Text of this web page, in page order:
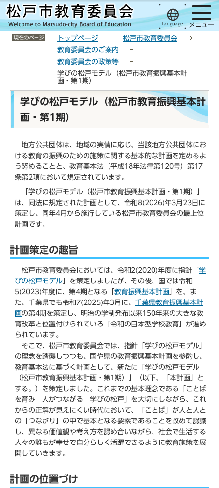
こ
の
サ
イ
このページの本文へ移動
Language メニュー
サイトメニューここまで
トップページ
松戸市教育委員会
教育委員会のご案内
教育委員会の政策等
学びの松戸モデル（松戸市教育振興基本計
画・第1期）
本
こ
学びの松戸モデル（松戸市教育振興基本計
画・第1期）
地方公共団体は、地域の実情に応じ、当該地方公共団体にお
ける教育の振興のための施策に関する基本的な計画を定めるよ
う努めることと、教育基本法（平成18年法律第120号）第17
条第2項において規定されています。
「学びの松戸モデル（松戸市教育振興基本計画・第1期）」
は、同法に規定された計画として、令和8(2026)年3月23日に
策定し、同年4月から施行している松戸市教育委員会の最上位
計画です。
計画策定の趣旨
松戸市教育委員会においては、令和2(2020)年度に指針「 学
びの松戸モデル 」を策定しましたが、その後、国では令和
5(2023)年度に、第4期となる「 教育振興基本計画 」を、ま
た、千葉県でも令和7(2025)年3月に、 千葉県教育振興基本計
画の第4期を策定し、明治の学制発布以来150年来の大きな教
育改革と位置付けられている「令和の日本型学校教育」が進め
られています。
そこで、松戸市教育委員会では、指針「学びの松戸モデル」
の理念を踏襲しつつも、国や県の教育振興基本計画を参酌し、
教育基本法に基づく計画として、新たに「学びの松戸モデル
（松戸市教育振興基本計画・第1期）」（以下、「本計画」と
する。）を策定しました。これまでの基本理念である「ことば
を育み 人がつながる 学びの松戸」を大切にしながら、これ
からの正解が見えにくい時代において、「ことば」が人と人と
の「つながり」の中で基本となる要素であることを改めて認識
し、異なる価値観や考え方を認め合いながら、社会で生活する
人々の誰もが幸せで自分らしく活躍できるように教育施策を展
開していきます。
計画の位置づけ